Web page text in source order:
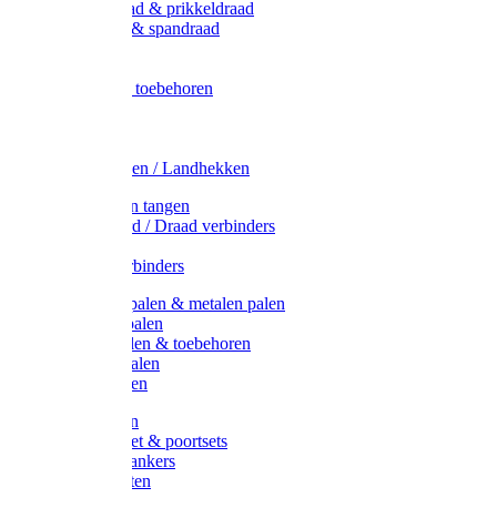
Metaal draad & prikkeldraad
Binddraad & spandraad
Afrasternet toebehoren
Weidehekken / Landhekken
Spanners en tangen
Lint / Koord / Draad verbinders
Litzclip verbinders
Recycling palen & metalen palen
Kunststof palen
T-Post t-palen & toebehoren
Glasfiber palen
Houten palen
Poortgrepen
Doorgangset & poortsets
Poortgreepankers
Weidepoorten